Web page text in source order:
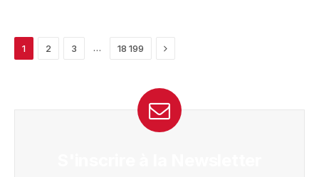
1 2 3 … 18 199 Next